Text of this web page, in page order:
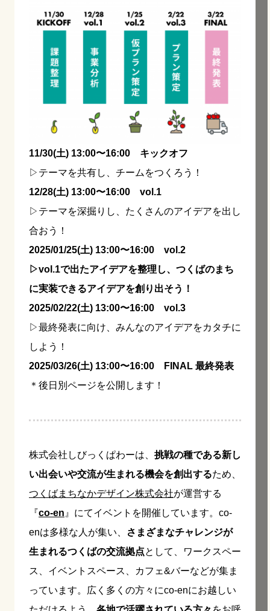
11/30(土) 13:00〜16:00 キックオフ
▷テーマを共有し、チームをつくろう！
12/28(土) 13:00〜16:00 vol.1
▷テーマを深掘りし、たくさんのアイデアを出し
合おう！
2025/01/25(土) 13:00〜16:00 vol.2
▷vol.1で出たアイデアを整理し、つくばのまち
に実装できるアイデアを創り出そう！
2025/02/22(土) 13:00〜16:00 vol.3
▷最終発表に向け、みんなのアイデアをカタチに
しよう！
2025/03/26(土) 13:00〜16:00 FINAL 最終発表
＊後日別ページを公開します！
株式会社しびっくぱわーは、 挑戦の種である新し
い出会いや交流が生まれる機会を創出するため、
つくばまちなかデザイン株式会社が運営する
『co-en 』にてイベントを開催しています。co-
enは多様な人が集い、
さまざまなチャレンジが
生まれるつくばの交流拠点として、ワークスペー
ス、イベントスペース、カフェ&バーなどが集ま
っています。広く多くの方々にco-enにお越しい